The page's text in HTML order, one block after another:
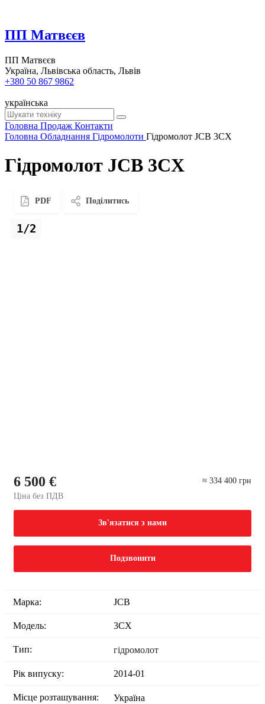
ПП Матвєєв
ПП Матвєєв
Україна, Львівська область, Львів
+380 50 867 9862
українська
Головна Продаж Контакти
Головна Обладнання Гідромолоти Гідромолот JCB 3CX
Гідромолот JCB 3CX
PDF Поділитись
1/2
6 500 €
Ціна без ПДВ
≈ 334 400 грн
Зв'язатися з нами
Подзвонити
Марка: JCB
Модель: 3CX
Тип: гідромолот
Рік випуску: 2014-01
Місце розташування:
Україна